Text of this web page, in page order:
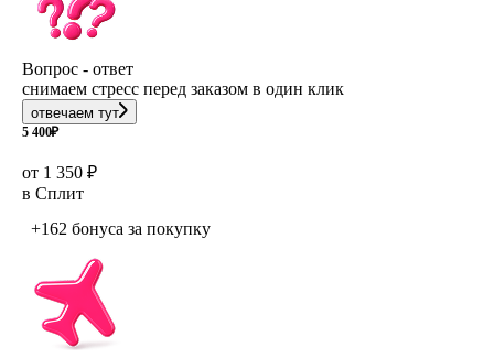
Вопрос - ответ
снимаем стресс перед заказом в один клик
отвечаем тут
5 400₽
от 1 350 ₽
в Сплит
+162 бонуса за покупку